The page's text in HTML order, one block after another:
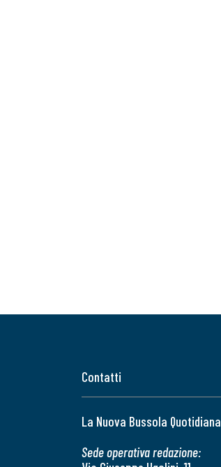
Contatti
La Nuova Bussola Quotidiana
Sede operativa redazione: